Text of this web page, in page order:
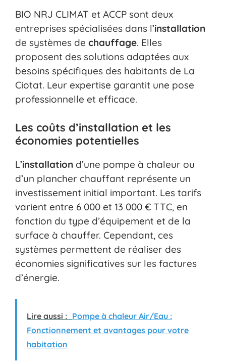
BIO NRJ CLIMAT et ACCP sont deux
entreprises spécialisées dans l’installation
de systèmes de chauffage. Elles
proposent des solutions adaptées aux
besoins spécifiques des habitants de La
Ciotat. Leur expertise garantit une pose
professionnelle et efficace.
Les coûts d’installation et les
économies potentielles
L’installation d’une pompe à chaleur ou
d’un plancher chauffant représente un
investissement initial important. Les tarifs
varient entre 6 000 et 13 000 € TTC, en
fonction du type d’équipement et de la
surface à chauffer. Cependant, ces
systèmes permettent de réaliser des
économies significatives sur les factures
d’énergie.
Lire aussi : Pompe à chaleur Air/Eau :
Fonctionnement et avantages pour votre
habitation